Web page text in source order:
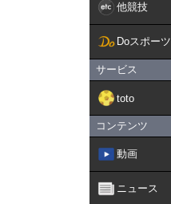
他競技
Doスポーツ
サービス
toto
コンテンツ
動画
ニュース